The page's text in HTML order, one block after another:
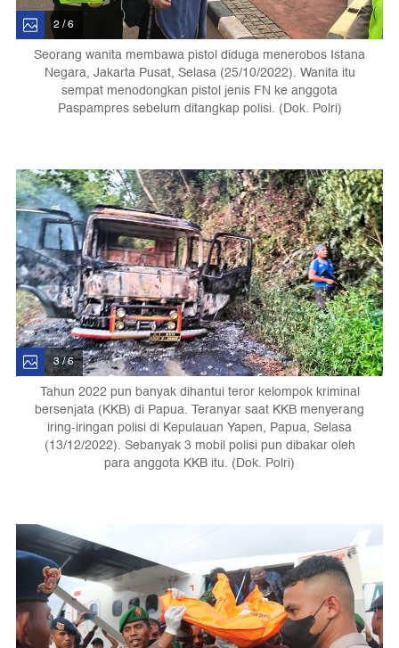
2 / 6
Seorang wanita membawa pistol diduga menerobos Istana
Negara, Jakarta Pusat, Selasa (25/10/2022). Wanita itu
sempat menodongkan pistol jenis FN ke anggota
Paspampres sebelum ditangkap polisi. (Dok. Polri)
3 / 6
Tahun 2022 pun banyak dihantui teror kelompok kriminal
bersenjata (KKB) di Papua. Teranyar saat KKB menyerang
iring-iringan polisi di Kepulauan Yapen, Papua, Selasa
(13/12/2022). Sebanyak 3 mobil polisi pun dibakar oleh
para anggota KKB itu. (Dok. Polri)